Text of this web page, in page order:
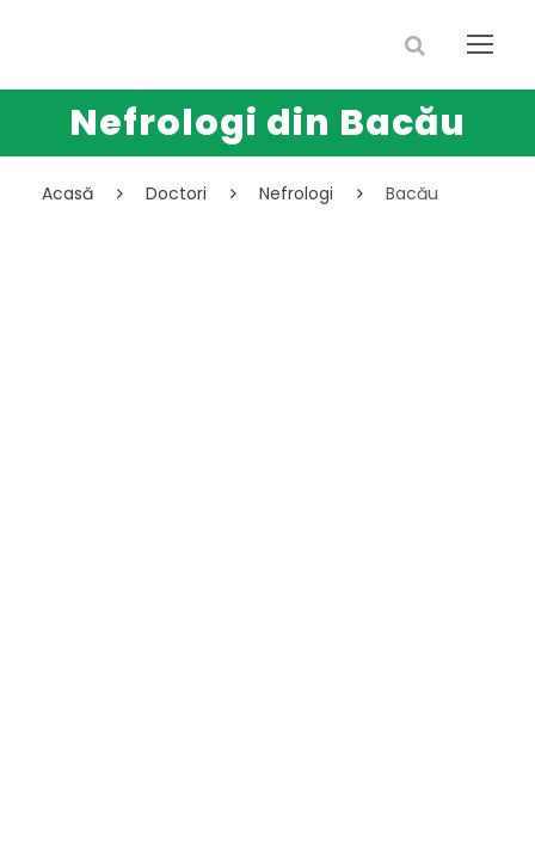
Nefrologi din Bacău
Acasă Doctori Nefrologi Bacău